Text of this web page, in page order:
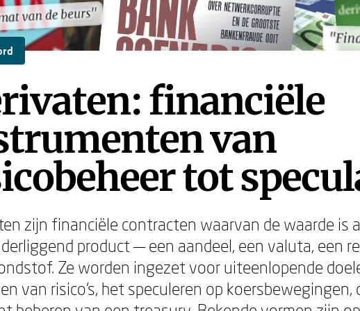
van de beurs"
van de beurs"
financiële
van
tot
zijn financiële contracten waarvan de waarde is
product — een aandeel, een valuta, een
Ze worden ingezet voor uiteenlopende
van risico's, het speculeren op koersbewegingen,